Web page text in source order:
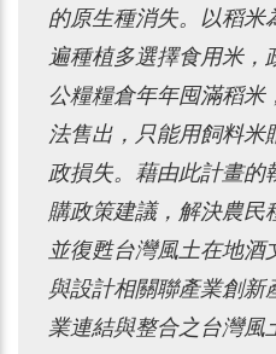
的原生種消失。以稻米
遍種植多選擇食用米，
公糧糧倉年年囤滿稻米
法售出，只能用飼料
政損失。藉由此計畫
購政策建議，解決農民
並復甦台灣風土在地
與設計相關聯產業創新
業連結與整合之台灣風